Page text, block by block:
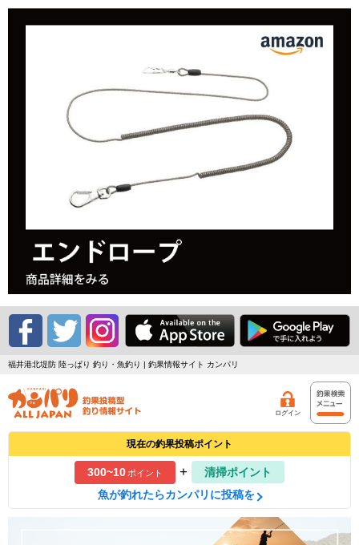
福井港北堤防 陸っぱり 釣り・魚釣り | 釣果情報サイト カンパリ
ログイン
現在の釣果投稿ポイント
300~10ポイント +
清掃ポイント
魚が釣れたらカンパリに投稿を